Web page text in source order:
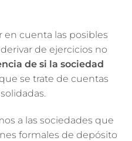
en cuenta las posibles
de ejercicios no
de si la sociedad
se trate de cuentas
a las sociedades que
formales de depósito